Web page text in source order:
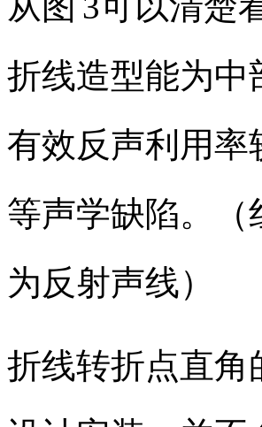
折线造型能为中
有效反声利用率
等声学缺陷。
为反射声线）
折线转折点直角